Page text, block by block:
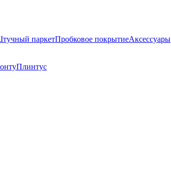
паркетПробковое покрытиеАксессуары
Плинтус